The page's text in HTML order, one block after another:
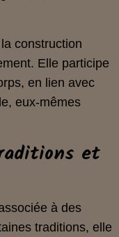
construction
Elle participe
en lien avec
eux‑mêmes
et
à des
traditions, elle